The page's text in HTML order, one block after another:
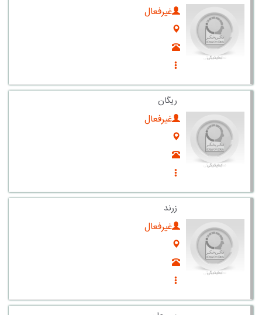
غیرفعال
ریگان
غیرفعال
زرند
غیرفعال